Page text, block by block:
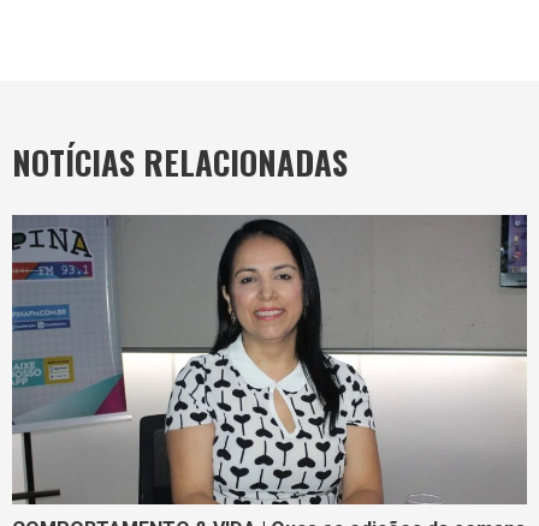
NOTÍCIAS RELACIONADAS